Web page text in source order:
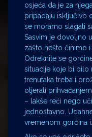
osjeća da je za
pripadaju isključivo
se moramo slagati
Sasvim je dovoljno
zašto nešto činimo
Odreknite se
situacije koje bi bilo
trenutaka treba i
otjerati
– lakše reći nego
jednostavno.
vremenom gorčina